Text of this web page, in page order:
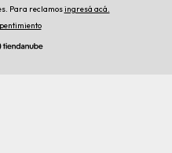
Para reclamosingresá acá.